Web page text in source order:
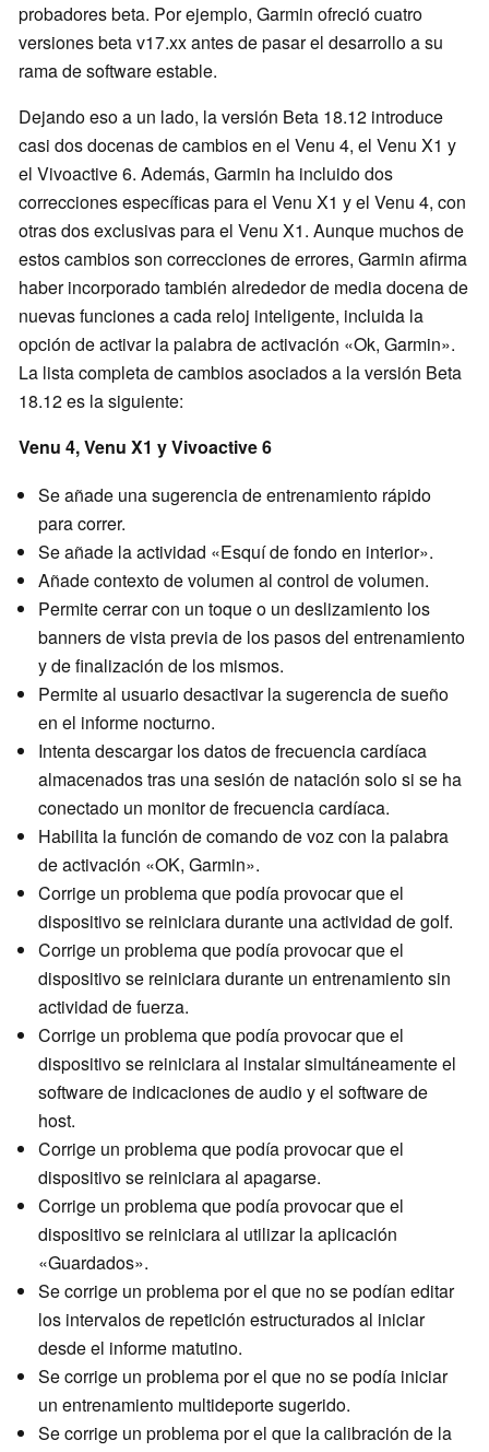
probadores beta. Por ejemplo, Garmin ofreció cuatro
versiones beta v17.xx antes de pasar el desarrollo a su
rama de software estable.
Dejando eso a un lado, la versión Beta 18.12 introduce
casi dos docenas de cambios en el Venu 4, el Venu X1 y
el Vivoactive 6. Además, Garmin ha incluido dos
correcciones específicas para el Venu X1 y el Venu 4, con
otras dos exclusivas para el Venu X1. Aunque muchos de
estos cambios son correcciones de errores, Garmin afirma
haber incorporado también alrededor de media docena de
nuevas funciones a cada reloj inteligente, incluida la
opción de activar la palabra de activación «Ok, Garmin».
La lista completa de cambios asociados a la versión Beta
18.12 es la siguiente:
Venu 4, Venu X1 y Vivoactive 6
Se añade una sugerencia de entrenamiento rápido
para correr.
Se añade la actividad «Esquí de fondo en interior».
Añade contexto de volumen al control de volumen.
Permite cerrar con un toque o un deslizamiento los
banners de vista previa de los pasos del entrenamiento
y de finalización de los mismos.
Permite al usuario desactivar la sugerencia de sueño
en el informe nocturno.
Intenta descargar los datos de frecuencia cardíaca
almacenados tras una sesión de natación solo si se ha
conectado un monitor de frecuencia cardíaca.
Habilita la función de comando de voz con la palabra
de activación «OK, Garmin».
Corrige un problema que podía provocar que el
dispositivo se reiniciara durante una actividad de golf.
Corrige un problema que podía provocar que el
dispositivo se reiniciara durante un entrenamiento sin
actividad de fuerza.
Corrige un problema que podía provocar que el
dispositivo se reiniciara al instalar simultáneamente el
software de indicaciones de audio y el software de
host.
Corrige un problema que podía provocar que el
dispositivo se reiniciara al apagarse.
Corrige un problema que podía provocar que el
dispositivo se reiniciara al utilizar la aplicación
«Guardados».
Se corrige un problema por el que no se podían editar
los intervalos de repetición estructurados al iniciar
desde el informe matutino.
Se corrige un problema por el que no se podía iniciar
un entrenamiento multideporte sugerido.
Se corrige un problema por el que la calibración de la